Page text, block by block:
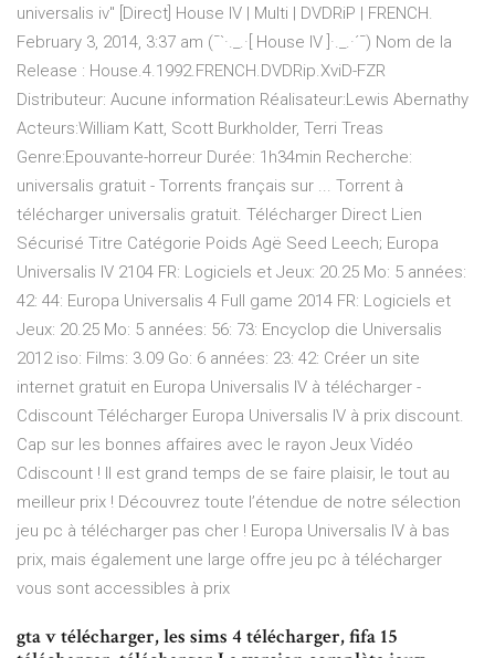
universalis iv" [Direct] House IV | Multi | DVDRiP | FRENCH.
February 3, 2014, 3:37 am (¯`·._.·[ House IV ]·._.·´¯) Nom de la
Release : House.4.1992.FRENCH.DVDRip.XviD-FZR
Distributeur: Aucune information Réalisateur:Lewis Abernathy
Acteurs:William Katt, Scott Burkholder, Terri Treas
Genre:Epouvante-horreur Durée: 1h34min Recherche:
universalis gratuit - Torrents français sur ... Torrent à
télécharger universalis gratuit. Télécharger Direct Lien
Sécurisé Titre Catégorie Poids Agë Seed Leech; Europa
Universalis IV 2104 FR: Logiciels et Jeux: 20.25 Mo: 5 années:
42: 44: Europa Universalis 4 Full game 2014 FR: Logiciels et
Jeux: 20.25 Mo: 5 années: 56: 73: Encyclop die Universalis
2012 iso: Films: 3.09 Go: 6 années: 23: 42: Créer un site
internet gratuit en Europa Universalis IV à télécharger -
Cdiscount Télécharger Europa Universalis IV à prix discount.
Cap sur les bonnes affaires avec le rayon Jeux Vidéo
Cdiscount ! Il est grand temps de se faire plaisir, le tout au
meilleur prix ! Découvrez toute l’étendue de notre sélection
jeu pc à télécharger pas cher ! Europa Universalis IV à bas
prix, mais également une large offre jeu pc à télécharger
vous sont accessibles à prix
gta v télécharger, les sims 4 télécharger, fifa 15